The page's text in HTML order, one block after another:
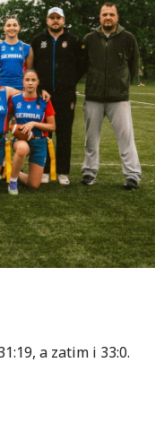
a zatim i 33:0.